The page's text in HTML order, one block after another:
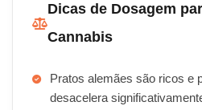
Dicas de Dosagem
Cannabis
Pratos alemães são ricos e
desacelera